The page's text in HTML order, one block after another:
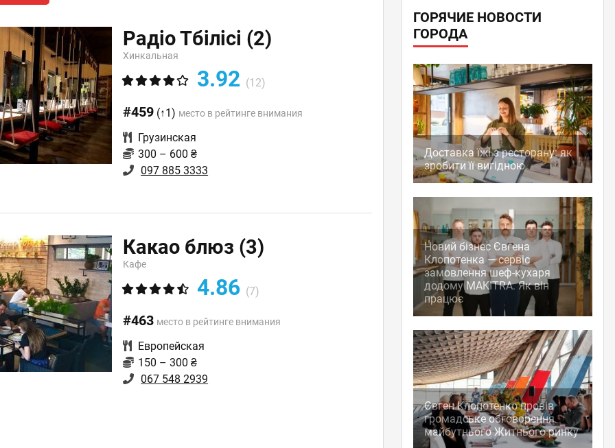
Радіо Тбілісі (2)
Хинкальная
3.92 (12)
#459 (↑1) место в рейтинге внимания
Грузинская
300 – 600 ₴
097 885 3333
Какао блюз (3)
Кафе
4.86 (7)
#463 место в рейтинге внимания
Европейская
150 – 300 ₴
067 548 2939
ГОРЯЧИЕ НОВОСТИ
ГОРОДА
Доставка їжі з ресторану: як
зробити її вигідною
Новий бізнес Євгена
Клопотенка — сервіс
замовлення шеф-кухаря
додому MAKITRA. Як він
працює
Євген Клопотенко провів
громадське обговорення
майбутнього Житнього ринку